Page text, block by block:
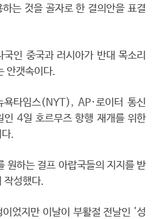
는 것을 골자로 한 결의안을 표결
인 중국과 러시아가 반대 목소리
안갯속이다.
타임스(NYT), AP·로이터 통신
인 4일 호르무즈 항행 재개를 위한
.
원하는 걸프 아랍국들의 지지를 받
작성했다.
었지만 이날이 부활절 전날인 '성